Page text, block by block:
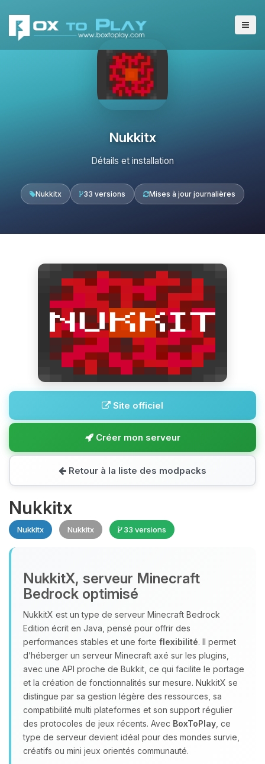
Nukkitx
Détails et installation
Nukkitx 33 versions Mises à jour journalières
Site officiel
Créer mon serveur
Retour à la liste des modpacks
Nukkitx
Nukkitx Nukkitx 33 versions
NukkitX, serveur Minecraft
Bedrock optimisé
NukkitX est un type de serveur Minecraft Bedrock
Edition écrit en Java, pensé pour offrir des
performances stables et une forte flexibilité. Il permet
d’héberger un serveur Minecraft axé sur les plugins,
avec une API proche de Bukkit, ce qui facilite le portage
et la création de fonctionnalités sur mesure. NukkitX se
distingue par sa gestion légère des ressources, sa
compatibilité multi plateformes et son support régulier
des protocoles de jeux récents. Avec BoxToPlay , ce
type de serveur devient idéal pour des mondes survie,
créatifs ou mini jeux orientés communauté.
Youpi, enfin quelqu’un pour me
parler ! Moi c’est Choupy, ton petit
assistant BoxToPlay. Dis-moi ce dont
tu as besoin et je vais remuer mes
petits circuits pour t’aider.
09/08/2026 à 07:53